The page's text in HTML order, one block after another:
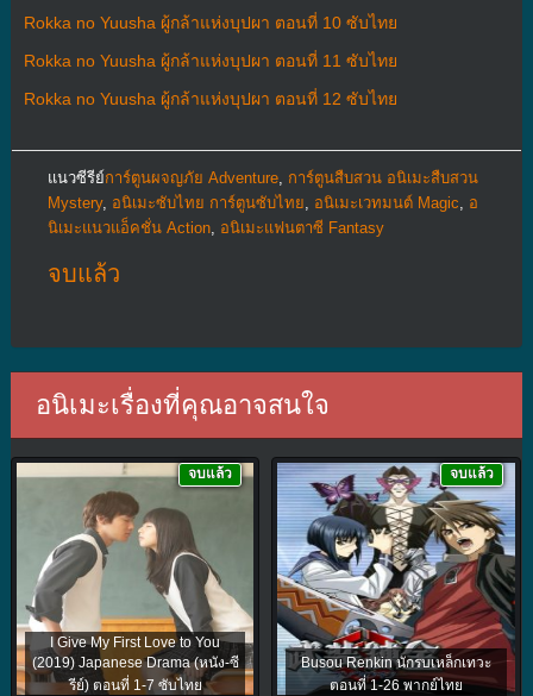
Rokka no Yuusha ผู้กล้าแห่งบุปผา ตอนที่ 10 ซับไทย
Rokka no Yuusha ผู้กล้าแห่งบุปผา ตอนที่ 11 ซับไทย
Rokka no Yuusha ผู้กล้าแห่งบุปผา ตอนที่ 12 ซับไทย
แนวซีรีย์การ์ตูนผจญภัย Adventure, การ์ตูนสืบสวน อนิเมะสืบสวน
Mystery, อนิเมะซับไทย การ์ตูนซับไทย, อนิเมะเวทมนต์ Magic, อ
นิเมะแนวแอ็คชั่น Action, อนิเมะแฟนตาซี Fantasy
จบแล้ว
อนิเมะเรื่องที่คุณอาจสนใจ
I Give My First Love to You
(2019) Japanese Drama (หนัง-ซี
รีย์) ตอนที่ 1-7 ซับไทย
จบแล้ว
Busou Renkin นักรบเหล็กเทวะ
ตอนที่ 1-26 พากย์ไทย
จบแล้ว